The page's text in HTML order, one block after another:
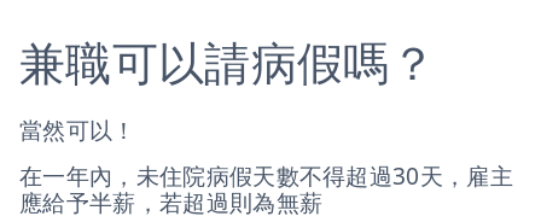
兼職可以請病假嗎？
當然可以！
在一年內，未住院病假天數不得超過30天，雇主
應給予半薪，若超過則為無薪